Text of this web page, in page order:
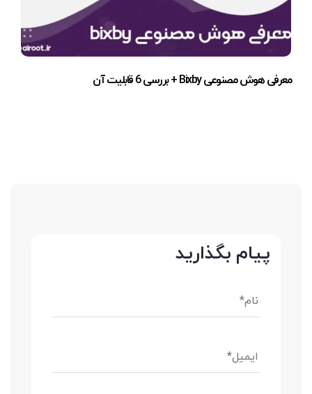
معرفی هوش مصنوعی Bixby + بررسی 6 قابلیت آن
پیام بگذارید